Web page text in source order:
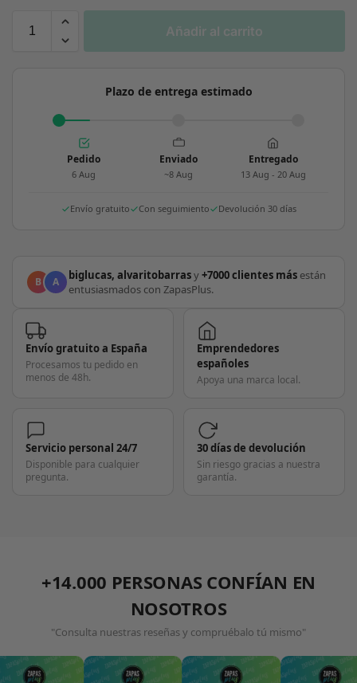
Añadir al carrito
Plazo de entrega estimado
Pedido
6 Aug
Enviado
~8 Aug
Entregado
13 Aug - 20 Aug
Envío gratuito Con seguimiento Devolución 30 días
B A biglucas, alvaritobarrasy+7000 clientes más están
entusiasmados con ZapasPlus.
Envío gratuito a España
Procesamos tu pedido en
menos de 48h.
Emprendedores
españoles
Apoya una marca local.
Servicio personal 24/7
Disponible para cualquier
pregunta.
30 días de devolución
Sin riesgo gracias a nuestra
garantía.
+14.000 PERSONAS CONFÍAN EN
NOSOTROS
"Consulta nuestras reseñas y compruébalo tú mismo"